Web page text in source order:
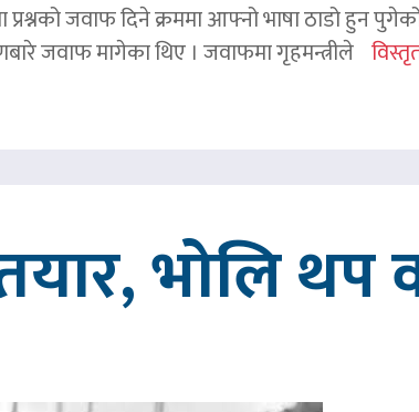
जवाफ दिने क्रममा आफ्नो भाषा ठाडो हुन
जवाफ मागेका थिए । जवाफमा गृहमन्त्रीले
भोलि थप